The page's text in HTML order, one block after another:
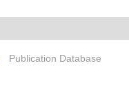
Publication Database